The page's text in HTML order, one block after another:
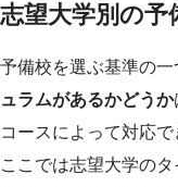
志望大学別の予
予備校を選ぶ基準の一
ュラムがあるかどうか
コースによって対応
ここでは志望大学の